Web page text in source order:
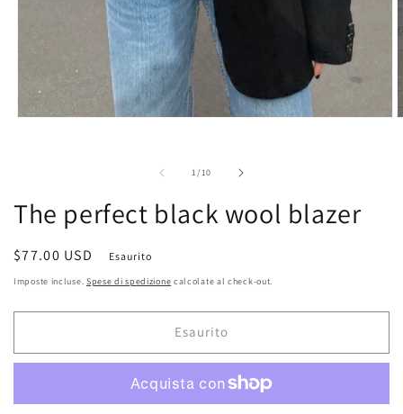
modale
1/su
10
The perfect black wool blazer
Prezzo
di
$77.00 USD Esaurito
Imposte incluse. Spese di spedizione calcolate al check-out.
Esaurito